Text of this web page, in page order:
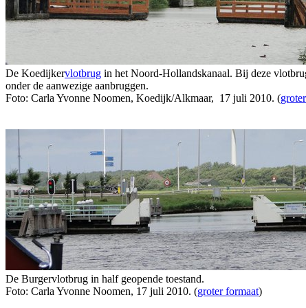
De Koedijkervlotbrug in het Noord-Hollandskanaal. Bij deze
onder de aanwezige aanbruggen.
Foto: Carla Yvonne Noomen, Koedijk/Alkmaar, 17 juli 2010. (
De Burgervlotbrug in half geopende toestand.
Foto: Carla Yvonne Noomen, 17 juli 2010. (groter formaat)